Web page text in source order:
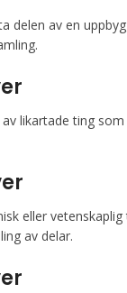
delen av en
av likartade ting
eller
av delar.